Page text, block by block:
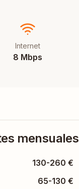
Internet
8 Mbps
mensuales
130-260 €
65-130 €